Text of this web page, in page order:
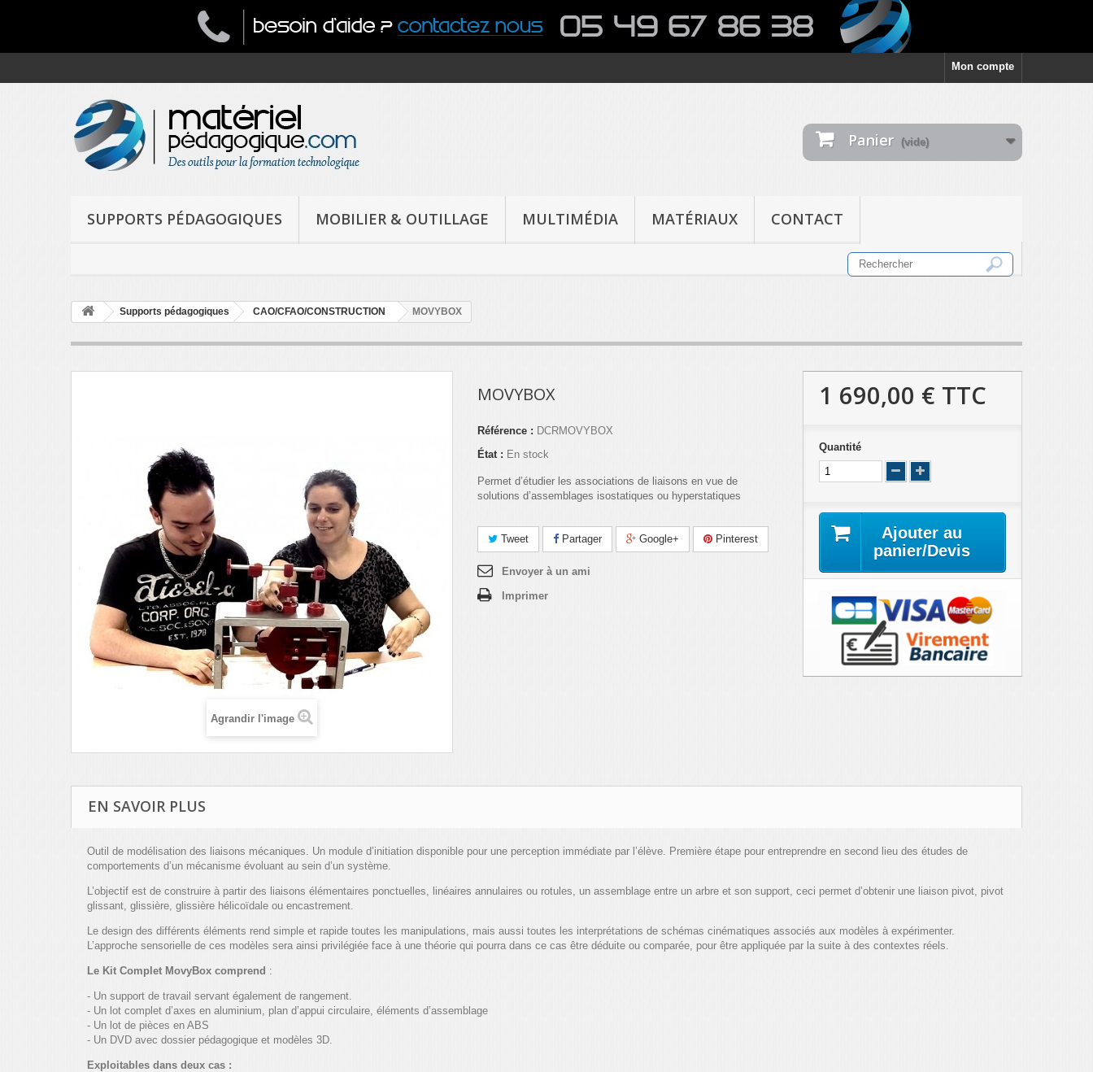
Mon compte
Panier (vide)
SUPPORTS PÉDAGOGIQUES MOBILIER & OUTILLAGE MULTIMÉDIA MATÉRIAUX CONTACT
Supports pédagogiques CAO/CFAO/CONSTRUCTION MOVYBOX
Agrandir l'image
MOVYBOX
Référence : DCRMOVYBOX
État : En stock
Permet d’étudier les associations de liaisons en vue de
solutions d’assemblages isostatiques ou hyperstatiques
Tweet Partager Google+ Pinterest
Envoyer à un ami
Imprimer
1 690,00 € TTC
Quantité
Ajouter au
panier/Devis
EN SAVOIR PLUS
Outil de modélisation des liaisons mécaniques. Un module d’initiation disponible pour une perception immédiate par l’élève. Première étape pour entreprendre en second lieu des études de
comportements d’un mécanisme évoluant au sein d’un système.
L’objectif est de construire à partir des liaisons élémentaires ponctuelles, linéaires annulaires ou rotules, un assemblage entre un arbre et son support, ceci permet d’obtenir une liaison pivot, pivot
glissant, glissière, glissière hélicoïdale ou encastrement.
Le design des différents éléments rend simple et rapide toutes les manipulations, mais aussi toutes les interprétations de schémas cinématiques associés aux modèles à expérimenter.
L’approche sensorielle de ces modèles sera ainsi privilégiée face à une théorie qui pourra dans ce cas être déduite ou comparée, pour être appliquée par la suite à des contextes réels.
Le Kit Complet MovyBox comprend :
- Un support de travail servant également de rangement.
- Un lot complet d’axes en aluminium, plan d’appui circulaire, éléments d’assemblage
- Un lot de pièces en ABS
- Un DVD avec dossier pédagogique et modèles 3D.
Exploitables dans deux cas :